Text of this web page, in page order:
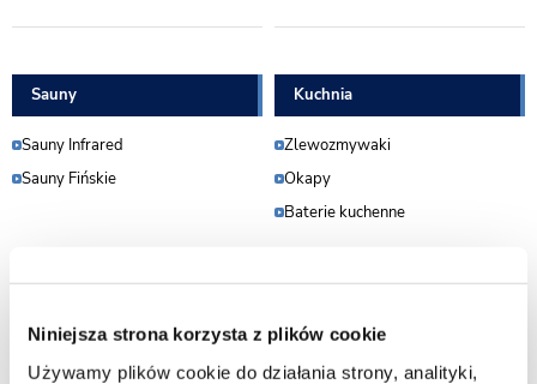
Niniejsza strona korzysta z plików cookie
Używamy plików cookie do działania strony, analityki,
Sauny
Sauny Infrared
Sauny Fińskie
Kuchnia
Zlewozmywaki
Okapy
Baterie kuchenne
Baseny
Lampy owadobójcze